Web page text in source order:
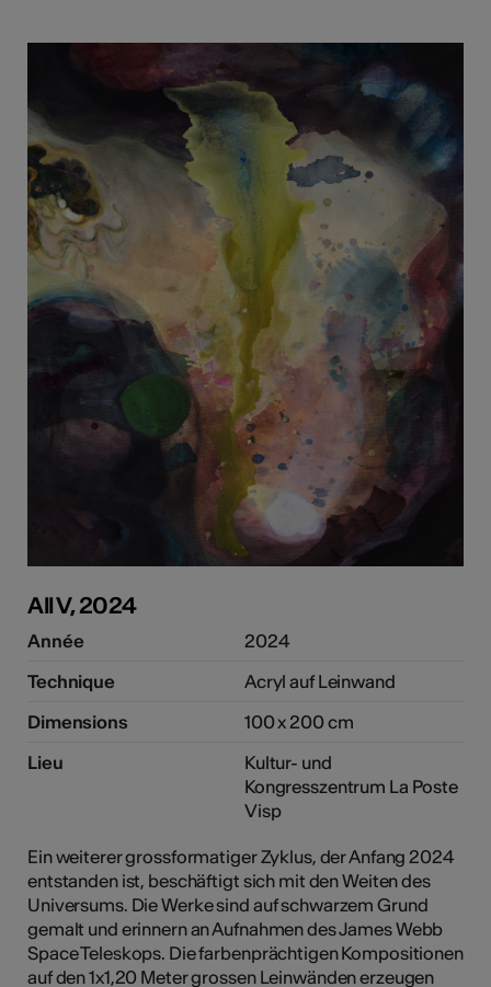
All V, 2024
Année
2024
Technique
Acryl auf Leinwand
Dimensions
100 x 200 cm
Lieu
Kultur- und
Kongresszentrum La Poste
Visp
Ein weiterer grossformatiger Zyklus, der Anfang 2024
entstanden ist, beschäftigt sich mit den Weiten des
Universums. Die Werke sind auf schwarzem Grund
gemalt und erinnern an Aufnahmen des James Webb
Space Teleskops. Die farbenprächtigen Kompositionen
auf den 1x1,20 Meter grossen Leinwänden erzeugen